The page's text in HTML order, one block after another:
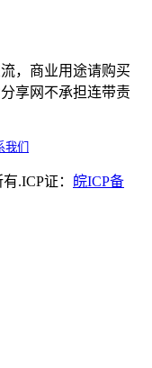
，商业用途请购买
享网不承担连带责
我们
.ICP证： 皖ICP备